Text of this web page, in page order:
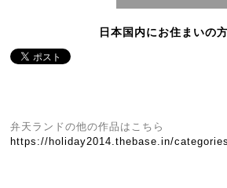
日本国内にお住まいの
弁天ランドの他の作品はこちら
https://holiday2014.thebase.in/